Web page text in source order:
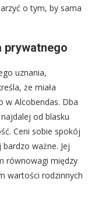
o tym, by sama
prywatnego
uznania,
że miała
w Alcobendas. Dba
od blasku
Ceni sobie spokój
ważne. Jej
równowagi między
wartości rodzinnych